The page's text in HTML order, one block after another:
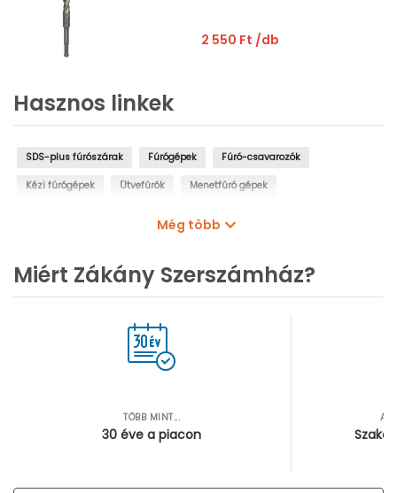
2 550 Ft /db
Hasznos linkek
SDS-plus fúrószárak Fúrógépek Fúró-csavarozók
Kézi fúrógépek Ütvefúrók Menetfúró gépek
Még több
Miért Zákány Szerszámház?
TÖBB MINT...
30 éve a piacon